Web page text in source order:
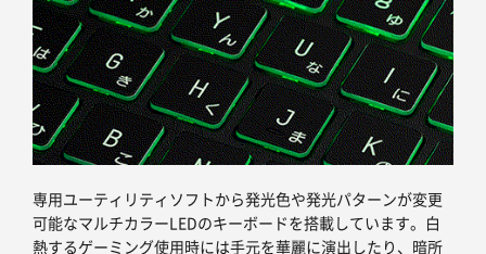
専用ユーティリティソフトから発光色や発光パターンが変更
可能なマルチカラーLEDのキーボードを搭載しています。白
熱するゲーミング使用時には手元を華麗に演出したり、暗所